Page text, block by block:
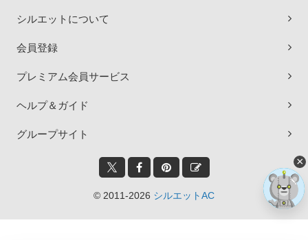
シルエットについて
会員登録
プレミアム会員サービス
ヘルプ＆ガイド
グループサイト
© 2011-2026 シルエットAC
×